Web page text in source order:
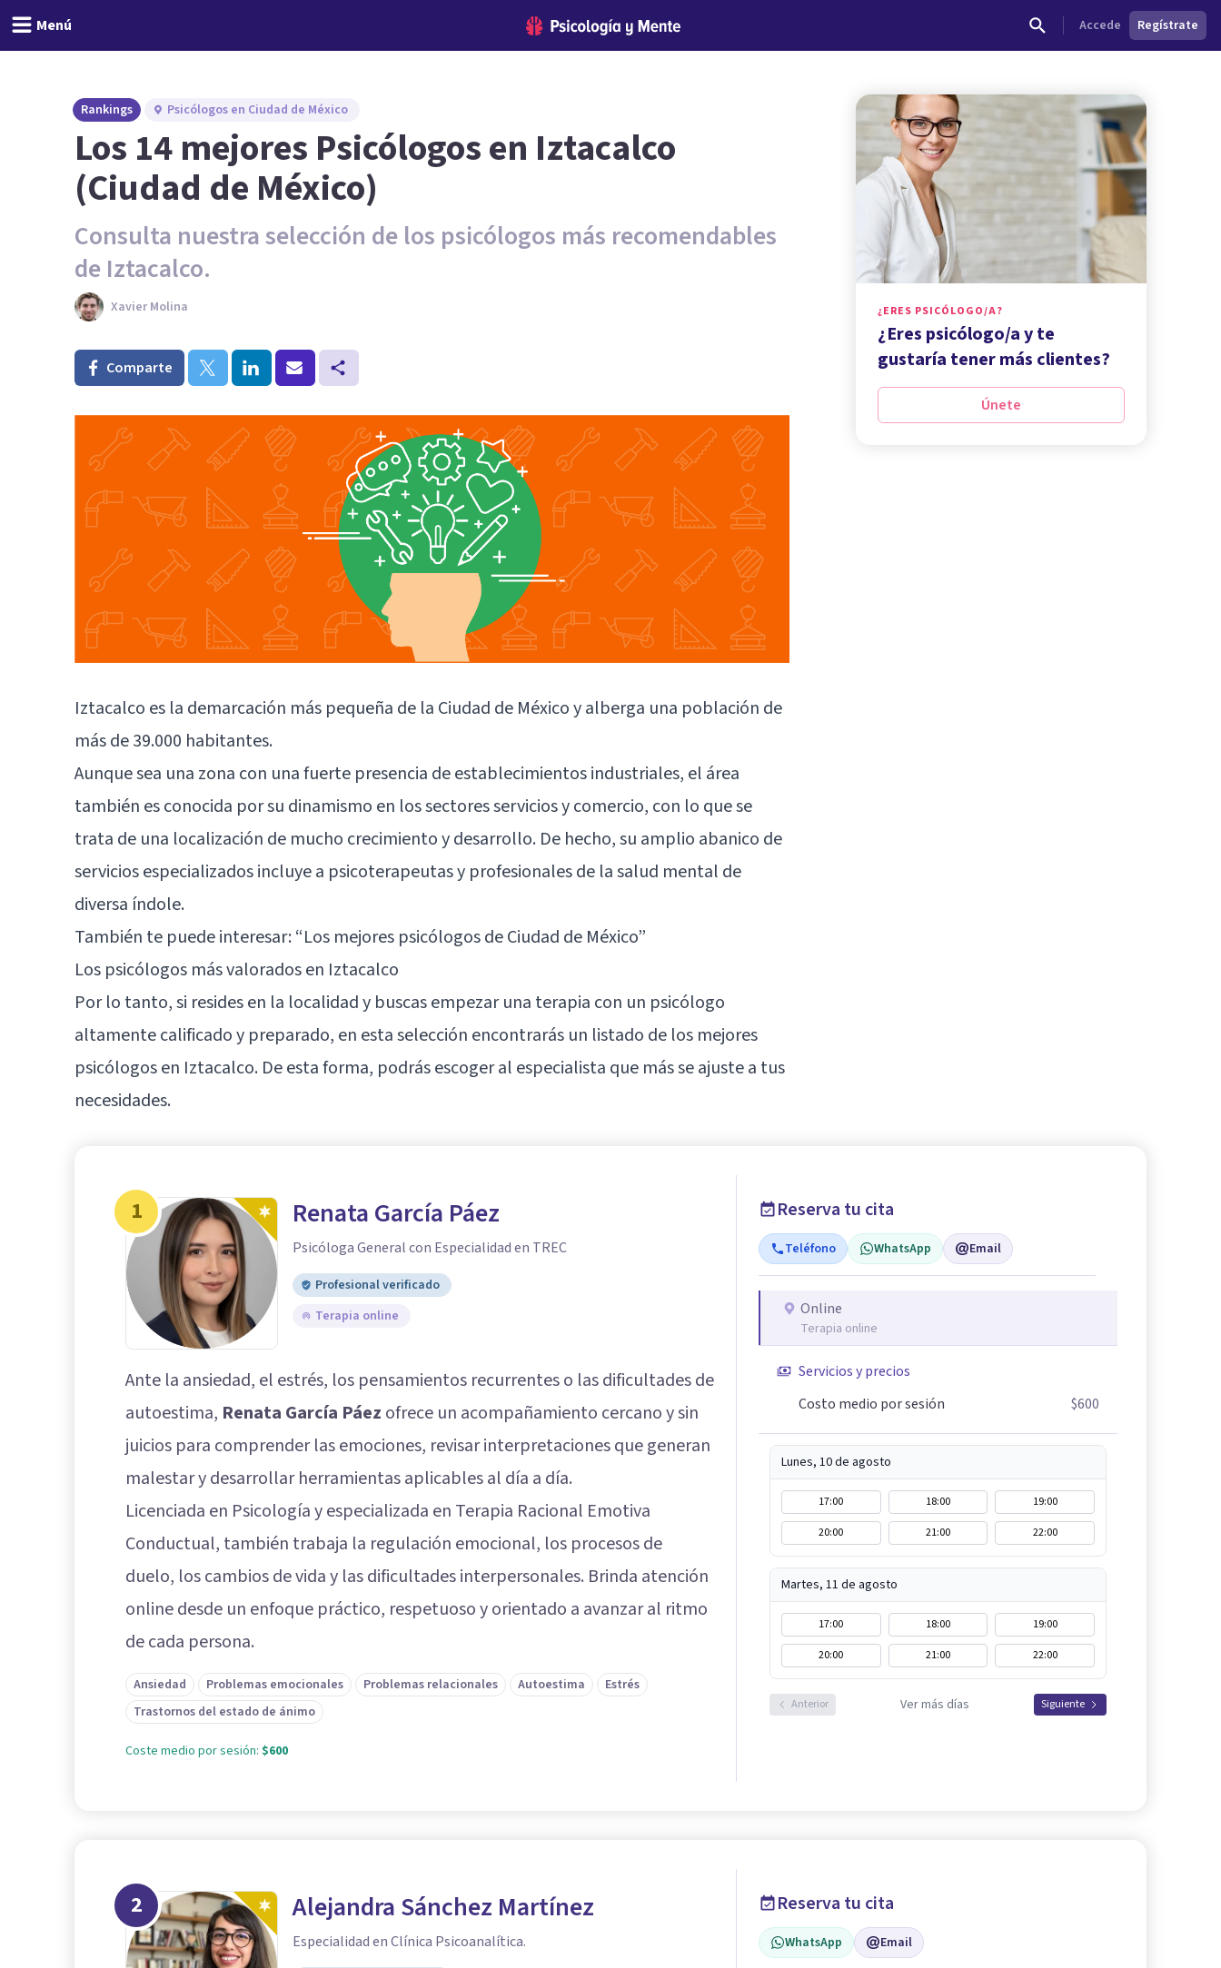
Menú Accede Regístrate
Rankings Psicólogos en Ciudad de México
Los 14 mejores Psicólogos en Iztacalco
(Ciudad de México)
Consulta nuestra selección de los psicólogos más recomendables
de Iztacalco.
Xavier Molina
Comparte
Iztacalco es la demarcación más pequeña de la Ciudad de México y alberga una población de
más de 39.000 habitantes.
Aunque sea una zona con una fuerte presencia de establecimientos industriales, el área
también es conocida por su dinamismo en los sectores servicios y comercio, con lo que se
trata de una localización de mucho crecimiento y desarrollo. De hecho, su amplio abanico de
servicios especializados incluye a psicoterapeutas y profesionales de la salud mental de
diversa índole.
También te puede interesar:“Los mejores psicólogos de Ciudad de México”
Los psicólogos más valorados en Iztacalco
Por lo tanto, si resides en la localidad y buscas empezar una terapia con un psicólogo
altamente calificado y preparado, en esta selección encontrarás un listado de los mejores
psicólogos en Iztacalco. De esta forma, podrás escoger al especialista que más se ajuste a tus
necesidades.
¿ERES PSICÓLOGO/A?
¿Eres psicólogo/a y te
gustaría tener más clientes?
Únete
1 Renata García Páez
Psicóloga General con Especialidad en TREC
Profesional verificado
Terapia online
Ante la ansiedad, el estrés, los pensamientos recurrentes o las dificultades de
autoestima, Renata García Páez ofrece un acompañamiento cercano y sin
juicios para comprender las emociones, revisar interpretaciones que generan
malestar y desarrollar herramientas aplicables al día a día.
Licenciada en Psicología y especializada en Terapia Racional Emotiva
Conductual, también trabaja la regulación emocional, los procesos de
duelo, los cambios de vida y las dificultades interpersonales. Brinda atención
online desde un enfoque práctico, respetuoso y orientado a avanzar al ritmo
de cada persona.
Ansiedad Problemas emocionales Problemas relacionales Autoestima
Estrés
Trastornos del estado de ánimo
Coste medio por sesión: $600
Reserva tu cita
Teléfono WhatsApp Email
Online
Terapia online
Servicios y precios
Costo medio por sesión
$600
Lunes, 10 de agosto
17:00 18:00
19:00
20:00
21:00 22:00
Martes, 11 de agosto
17:00 18:00
19:00
20:00
21:00 22:00
Anterior Ver más días Siguiente
2 Alejandra Sánchez Martínez
Especialidad en Clínica Psicoanalítica.
Reserva tu cita
WhatsApp Email